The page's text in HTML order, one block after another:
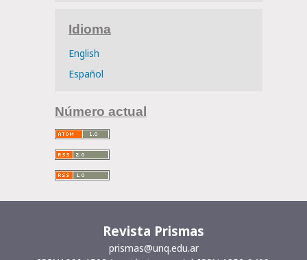
Idioma
English
Español
Número actual
Revista Prismas
prismas@unq.edu.ar